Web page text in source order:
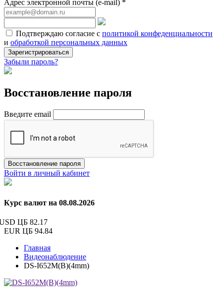
Адрес электронной почты (e-mail) *
Подтверждаю согласие с политикой конфеденциальности
и обработкой персональных данных
Зарегистрироваться
Забыли пароль?
Восстановление пароля
Введите email
Восстановление пароля
Войти в личный кабинет
Курс валют на 08.08.2026
ЦБ 82.17
EUR ЦБ 94.84
Главная
Видеонаблюдение
DS-I652M(B)(4mm)